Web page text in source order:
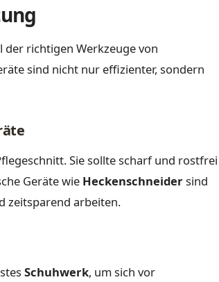
der richtigen Werkzeuge von
sind nicht nur effizienter, sondern
Sie sollte scharf und rostfrei
Geräte wie Heckenschneidersind
zeitsparend arbeiten.
Schuhwerk, um sich vor